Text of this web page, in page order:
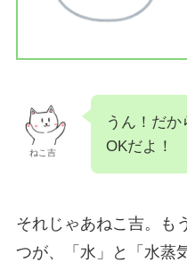
ねこ吉
うん！だ
OKだよ！
それじゃあねこ吉。も
つが、「水」と「水蒸